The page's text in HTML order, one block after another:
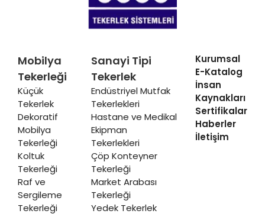
Mobilya
Tekerleği
Küçük
Tekerlek
Dekoratif
Mobilya
Tekerleği
Koltuk
Tekerleği
Raf ve
Sergileme
Tekerleği
Sanayi Tipi
Tekerlek
Endüstriyel Mutfak
Tekerlekleri
Hastane ve Medikal
Ekipman
Tekerlekleri
Çöp Konteyner
Tekerleği
Market Arabası
Tekerleği
Yedek Tekerlek
Kurumsal
E-Katalog
İnsan
Kaynakları
Sertifikalar
Haberler
İletişim